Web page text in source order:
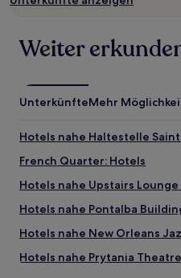
Weiter
UnterkünfteMehr
Hotels nahe Haltestelle
French Quarter: Hotels
Hotels nahe Upstairs
Hotels nahe Pontalba
Hotels nahe New Orleans
Hotels nahe Prytania Theatre